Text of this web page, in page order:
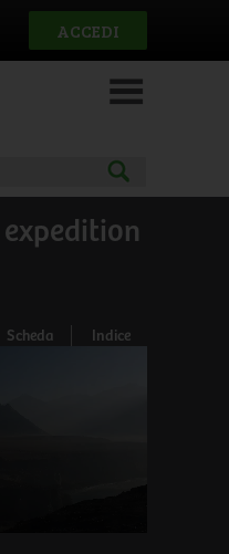
ACCEDI
Scheda Indice